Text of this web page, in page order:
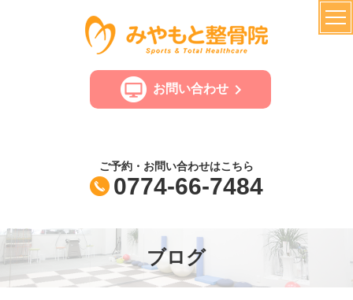
お問い合わせ
ご予約・お問い合わせはこちら
0774-66-7484
ブログ